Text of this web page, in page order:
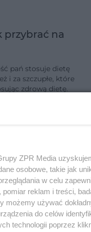
przybrać na
pań stosuje dietę
i za szczupłe, które
zdrową dietę.
i trening na
materii, dlatego jego
masy. Ektomorficy są
- w związku z tym
ZPR Media
osobowe, takie jak
w celu
reklam i treści,
możemy używać
do celów
technologii poprzez